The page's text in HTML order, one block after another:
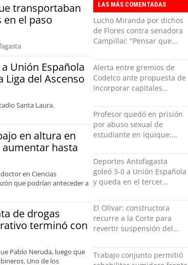
transportaban
en el paso
Unión Española
Liga del Ascenso
Santa Laura.
en altura en
hasta
en Ciencias
que podrían anteceder a
de drogas
terminó con
Pablo Neruda, luego que
Uno de los
LAS MÁS COMENTADAS
Lucho Miranda por dichos
de Flores contra senadora
Campillai: "Pensar que
es una forma de quitar
dignidad"
Alerta entre gremios de
Codelco ante propuesta de
incorporar capitales
Profesor quedó en prisión
por abuso sexual de
estudiante en Iquique:
Deportes Antofagasta
goleó 3-0 a Unión Española
y queda en el tercer
Ascenso
El Olivar: constructora
recurre a la Corte para
revertir suspensión del
Trabajo conjunto permitió